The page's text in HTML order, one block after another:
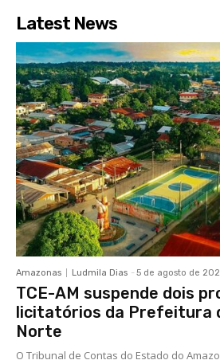
Latest News
Amazonas Ludmila Dias - 5 de agosto de
TCE-AM suspende dois
licitatórios da Prefeitura
Norte
O Tribunal de Contas do Estado do